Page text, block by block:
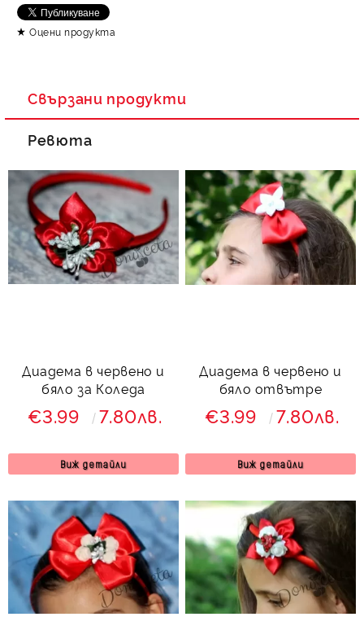
Оцени продукта
Свързани продукти
Ревюта
Диадема в червено и
бяло за Коледа
€3.99 7.80лв.
Виж детайли
Диадема в червено и
бяло отвътре
€3.99 7.80лв.
Виж детайли